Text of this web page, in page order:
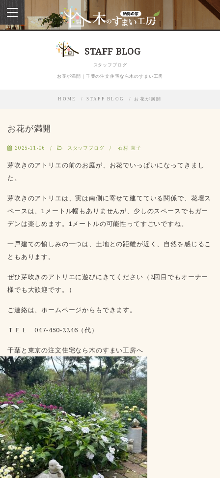
toggle
navigation
STAFF BLOG
スタッフブログ
お花が満開｜千葉の注文住宅なら木のすまい工房
HOME STAFF BLOG お花が満開
お花が満開
2025-11-06 スタッフブログ 石村 直子
芽吹きのアトリエの前のお庭が、お花でいっぱいになってきまし
た。
芽吹きのアトリエは、実は南側に寄せて建てている関係で、花壇ス
ペースは、1メートル幅もありませんが、少しのスペースでもガー
デンは楽しめます。1メートルの可能性ってすごいですね。
一戸建ての愉しみの一つは、土地との距離が近く、自然を感じるこ
ともあります。
ぜひ芽吹きのアトリエに遊びにきてください（2回目でもオーナー
様でも大歓迎です。）
ご連絡は、ホームページからもできます。
ＴＥＬ 047-450-2246（代）
千葉と東京の注文住宅なら木のすまい工房へ